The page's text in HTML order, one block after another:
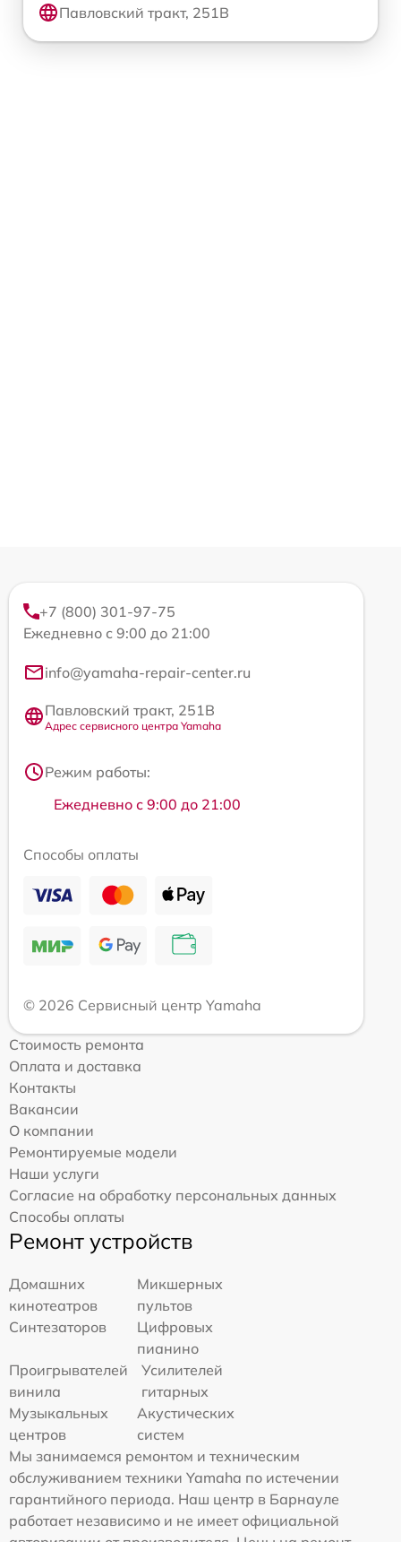
Павловский тракт, 251В
+7 (800) 301-97-75
Ежедневно с 9:00 до 21:00
info@yamaha-repair-center.ru
Павловский тракт, 251В
Адрес сервисного центра Yamaha
Режим работы:
Ежедневно с 9:00 до 21:00
Способы оплаты
© 2026 Сервисный центр Yamaha
Стоимость ремонта
Оплата и доставка
Контакты
Вакансии
О компании
Ремонтируемые модели
Наши услуги
Согласие на обработку персональных данных
Способы оплаты
Ремонт устройств
Домашних
кинотеатров
Микшерных
пультов
Синтезаторов
Цифровых
пианино
Проигрывателей
винила
Усилителей
гитарных
Музыкальных
центров
Акустических
систем
Мы занимаемся ремонтом и техническим
обслуживанием техники Yamaha по истечении
гарантийного периода. Наш центр в Барнауле
работает независимо и не имеет официальной